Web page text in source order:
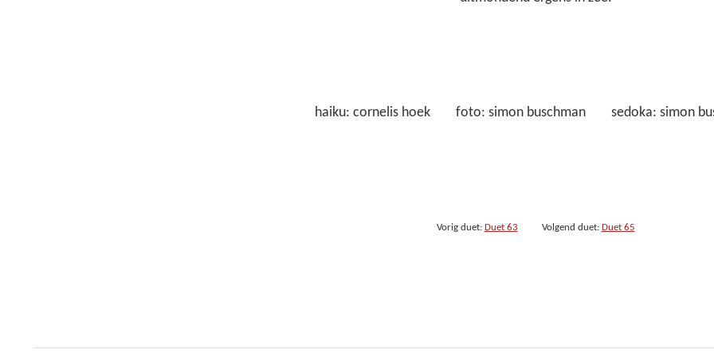
haiku: cornelis hoek foto: simon buschman sedoka: simon
Vorig duet: Duet 63 Volgend duet: Duet 65